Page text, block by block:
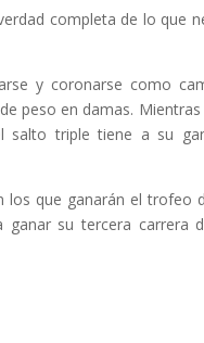
completa de lo que
y coronarse como
peso en damas.
salto triple tiene a su
los que ganarán el trofeo
su tercera carrera